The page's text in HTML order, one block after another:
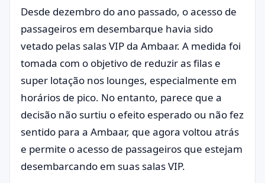
Desde dezembro do ano passado, o acesso de
passageiros em desembarque havia sido
vetado pelas salas VIP da Ambaar. A medida foi
tomada com o objetivo de reduzir as filas e
super lotação nos lounges, especialmente em
horários de pico. No entanto, parece que a
decisão não surtiu o efeito esperado ou não fez
sentido para a Ambaar, que agora voltou atrás
e permite o acesso de passageiros que estejam
desembarcando em suas salas VIP.